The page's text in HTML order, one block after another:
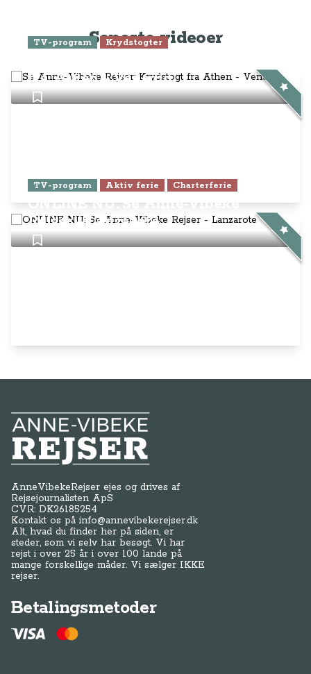
Seneste videoer
TV-program Krydstogter
fra Athen - Venedig
TV-program Aktiv ferie Charterferie
ONLINE NU: Se Anne-Vibeke
Rejser - Lanzarote
Anne-Vibeke Rejser
AnneVibekeRejser ejes og drives af
Rejsejournalisten ApS
CVR: DK26185254
Kontakt os påinfo@annevibekerejser.dk
Alt, hvad du finder her på siden, er
steder, som vi selv har besøgt. Vi har
rejst i over 25 år i over 100 lande på
mange forskellige måder. Vi sælger IKKE
rejser.
Betalingsmetoder